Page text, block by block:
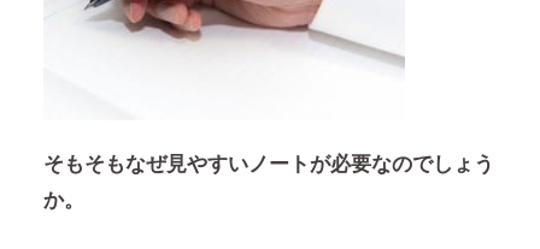
そもそもなぜ見やすいノートが必要なのでしょう
か。